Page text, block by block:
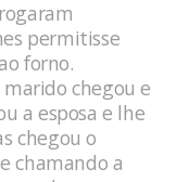
permitisse
forno.
chegou e
a esposa e lhe
chegou o
chamando a